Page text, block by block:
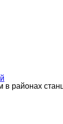
в районах